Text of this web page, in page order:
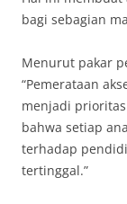
bagi sebagian
Menurut pakar
“Pemerataan
menjadi
bahwa setiap
terhadap
tertinggal.”